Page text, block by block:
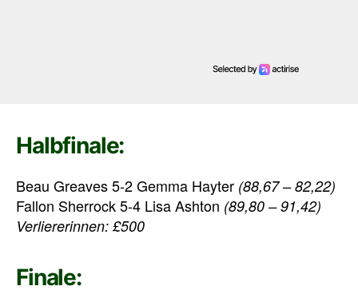
Halbfinale:
Beau Greaves 5-2 Gemma Hayter (88,67 – 82,22)
Fallon Sherrock 5-4 Lisa Ashton (89,80 – 91,42)
Verliererinnen: £500
Finale: